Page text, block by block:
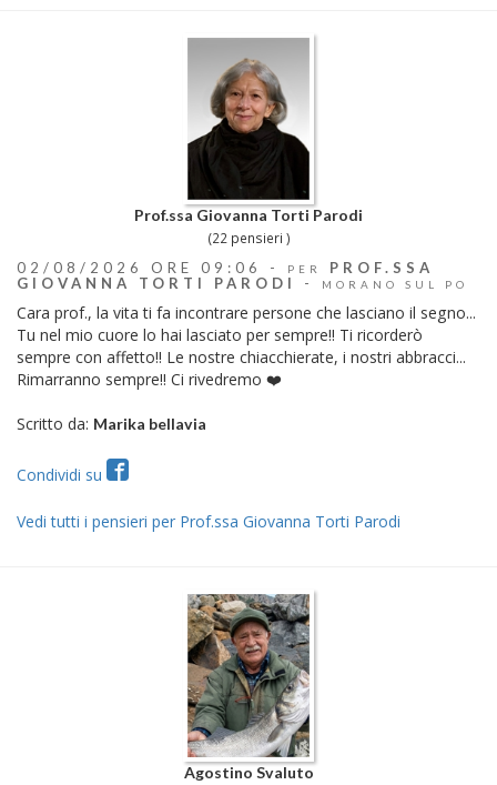
Prof.ssa Giovanna Torti Parodi
(22 pensieri )
02/08/2026 ORE 09:06 - PER
PROF.SSA
GIOVANNA TORTI PARODI
- MORANO SUL PO
Cara prof., la vita ti fa incontrare persone che lasciano il segno...
Tu nel mio cuore lo hai lasciato per sempre!! Ti ricorderò
sempre con affetto!! Le nostre chiacchierate, i nostri abbracci...
Rimarranno sempre!! Ci rivedremo ❤️
Scritto da: Marika bellavia
Condividi su
Vedi tutti i pensieri per Prof.ssa Giovanna Torti Parodi
Agostino Svaluto